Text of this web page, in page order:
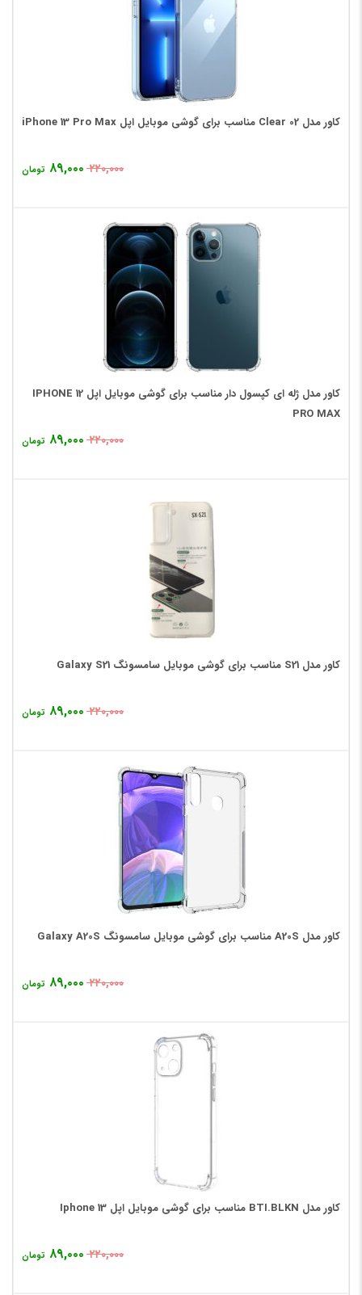
کاور مدل Clear 02 مناسب برای گوشی موبایل اپل iPhone 13 Pro Max
۲۲۰,۰۰۰ ۸۹,۰۰۰ تومان
کاور مدل ژله ای کپسول دار مناسب برای گوشی موبایل اپل IPHONE 12
PRO MAX
۲۲۰,۰۰۰ ۸۹,۰۰۰ تومان
کاور مدل S21 مناسب برای گوشی موبایل سامسونگ Galaxy S21
۲۲۰,۰۰۰ ۸۹,۰۰۰ تومان
کاور مدل A20S مناسب برای گوشی موبایل سامسونگ Galaxy A20S
۲۲۰,۰۰۰ ۸۹,۰۰۰ تومان
کاور مدل BTI.BLKN مناسب برای گوشی موبایل اپل Iphone 13
۲۲۰,۰۰۰ ۸۹,۰۰۰ تومان